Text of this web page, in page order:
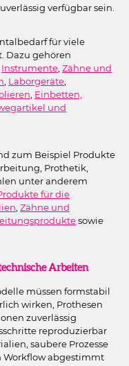
verfügbar sein.
für viele
Dazu gehören
Instrumente Zähne und
Laborgeräte
Einbetten,
und
zum Beispiel Produkte
Prothetik,
unter anderem
für die
, Zähne und
sowie
Arbeiten
müssen formstabil
wirken, Prothesen
zuverlässig
reproduzierbar
saubere Prozesse
Workflow abgestimmt